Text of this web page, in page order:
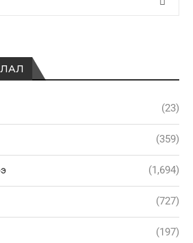
(23)
(359)
(1,694)
(727)
(197)